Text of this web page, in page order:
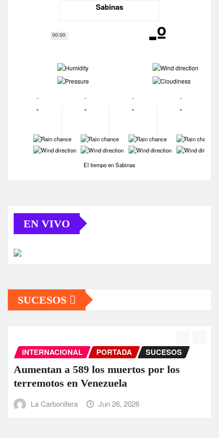
00:00
Sabinas
-º
-
-
-
-
-
-
-
-
-
-
-
-
-
-
-
-
-
-
-
-
El tiempo en Sabinas
EN VIVO
SUCESOS
INTERNACIONAL PORTADA SUCESOS
Aumentan a 589 los muertos por los
terremotos en Venezuela
La Carbonifera Jun 26, 2026